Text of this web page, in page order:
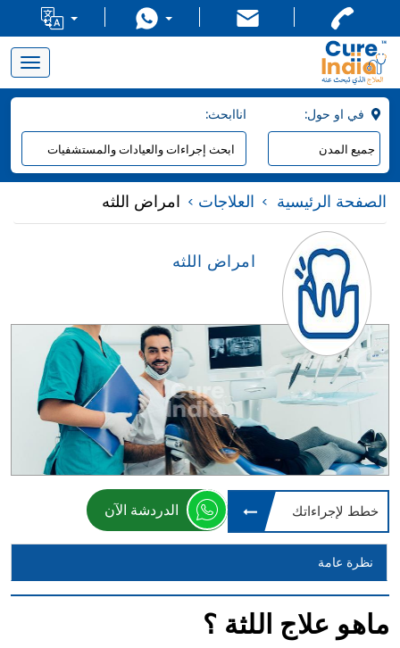
Toggle
navigation
:اناابحث
الصفحة الرئيسية العلاجات امراض اللثه
امراض اللثه
خطط لإجراءاتك الدردشة الآن
نظرة عامة
ماهو علاج اللثة ؟